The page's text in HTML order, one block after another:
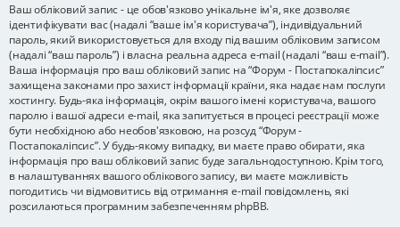
Ваш обліковий запис - це обов'язково унікальне ім'я, яке дозволяє
ідентифікувати вас (надалі “ваше ім'я користувача”), індивідуальний
пароль, який використовується для входу під вашим обліковим записом
(надалі “ваш пароль”) і власна реальна адреса e-mail (надалі “ваш e-mail”).
Ваша інформація про ваш обліковий запис на “Форум - Постапокаліпсис”
захищена законами про захист інформації країни, яка надає нам послуги
хостингу. Будь-яка інформація, окрім вашого імені користувача, вашого
паролю і вашої адреси e-mail, яка запитується в процесі реєстрації може
бути необхідною або необов'язковою, на розсуд “Форум -
Постапокаліпсис”. У будь-якому випадку, ви маєте право обирати, яка
інформація про ваш обліковий запис буде загальнодоступною. Крім того,
в налаштуваннях вашого облікового запису, ви маєте можливість
погодитись чи відмовитись від отримання e-mail повідомлень, які
розсилаються програмним забезпеченням phpBB.